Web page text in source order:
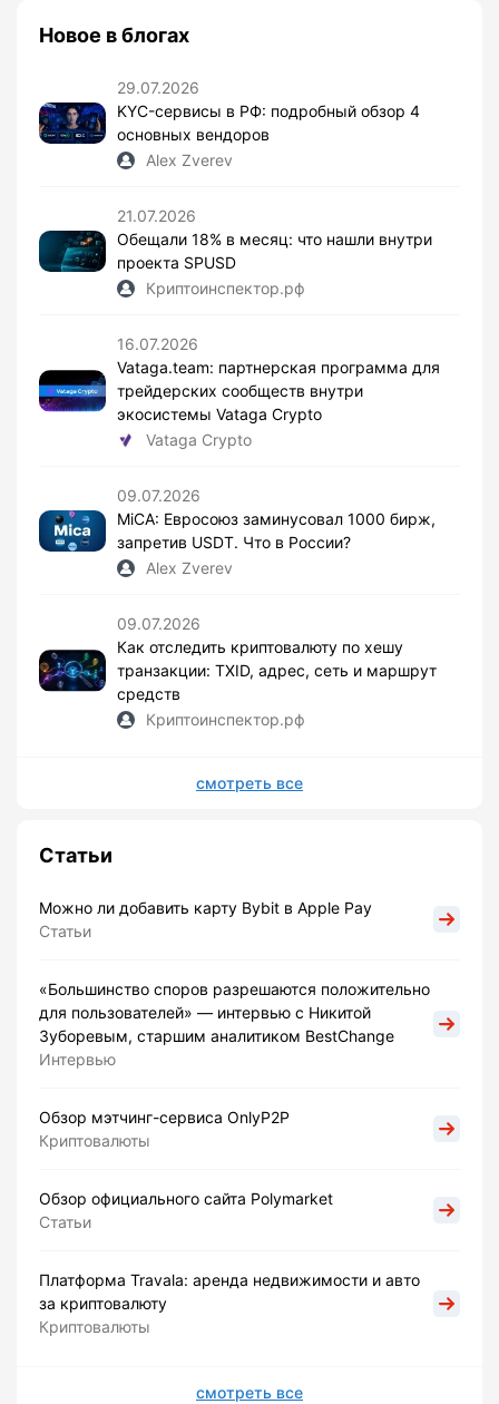
Новое в блогах
29.07.2026
KYC-сервисы в РФ: подробный обзор 4
основных вендоров
Alex Zverev
21.07.2026
Обещали 18% в месяц: что нашли внутри
проекта SPUSD
Криптоинспектор.рф
16.07.2026
Vataga.team: партнерская программа для
трейдерских сообществ внутри
экосистемы Vataga Crypto
Vataga Crypto
09.07.2026
MiCA: Евросоюз заминусовал 1000 бирж,
запретив USDT. Что в России?
Alex Zverev
09.07.2026
Как отследить криптовалюту по хешу
транзакции: TXID, адрес, сеть и маршрут
средств
Криптоинспектор.рф
смотреть все
Статьи
Можно ли добавить карту Bybit в Apple Pay
Статьи
«Большинство споров разрешаются положительно
для пользователей» — интервью с Никитой
Зуборевым, старшим аналитиком BestChange
Интервью
Обзор мэтчинг-сервиса OnlyP2P
Криптовалюты
Обзор официального сайта Polymarket
Статьи
Платформа Travala: аренда недвижимости и авто
за криптовалюту
Криптовалюты
смотреть все